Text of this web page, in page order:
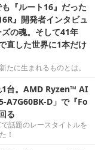
『ルート16』だった
』開発者インタビュ
の魂。そして41年
直した世界に1本だけ
たに生まれるものとは。
1台。AMD Ryzen™ AI
A7G60BK-D」で『Fo
る
話題のレースタイトルを
！